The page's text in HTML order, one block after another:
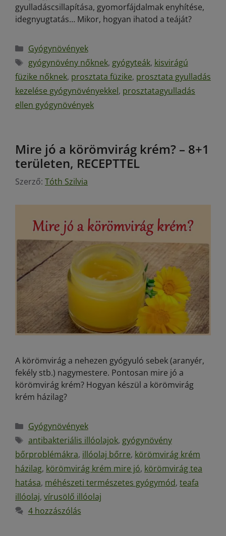
gyulladáscsillapítása, gyomorfájdalmak enyhítése,
idegnyugtatás… Mikor, hogyan ihatod a teáját?
Gyógynövények
gyógynövény nőknek, gyógyteák, kisvirágú
füzike nőknek, prosztata füzike, prosztata gyulladás
kezelése gyógynövényekkel, prosztatagyulladás
ellen gyógynövények
Mire jó a körömvirág krém? – 8+1
területen, RECEPTTEL
Szerző: Tóth Szilvia
A körömvirág a nehezen gyógyuló sebek (aranyér,
fekély stb.) nagymestere. Pontosan mire jó a
körömvirág krém? Hogyan készül a körömvirág
krém házilag?
Gyógynövények
antibakteriális illóolajok, gyógynövény
bőrproblémákra, illóolaj bőrre, körömvirág krém
házilag, körömvirág krém mire jó, körömvirág tea
hatása, méhészeti természetes gyógymód, teafa
illóolaj, vírusölő illóolaj
4 hozzászólás